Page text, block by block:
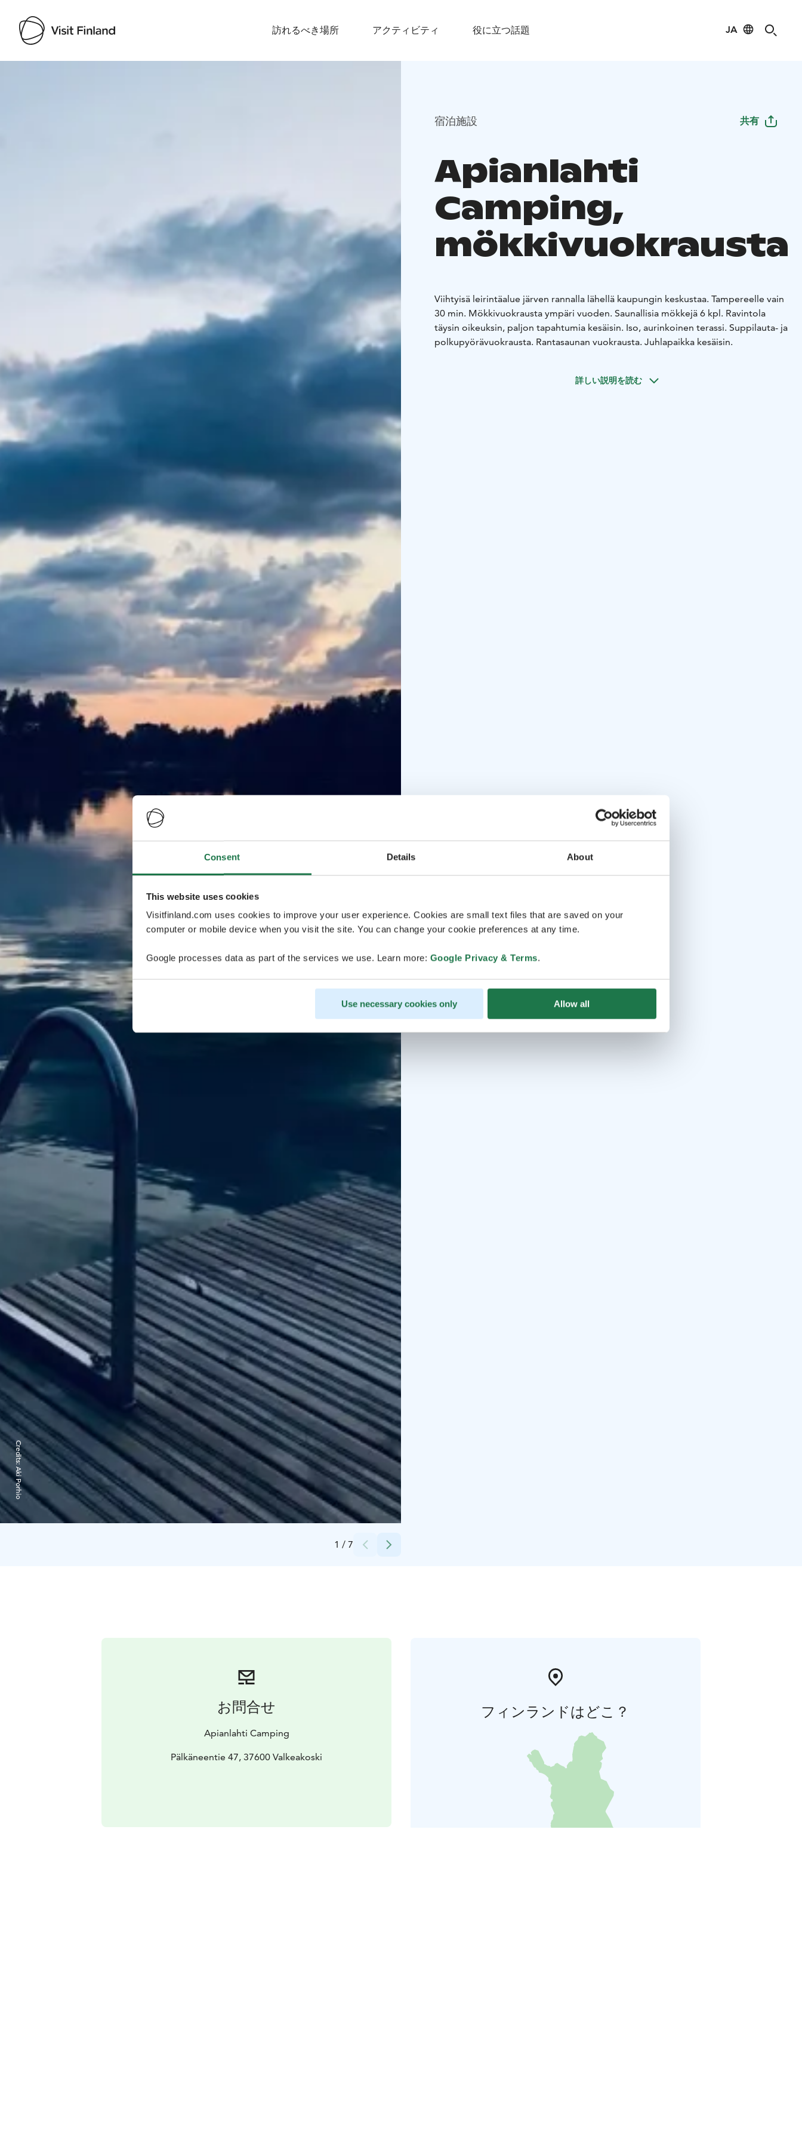
Consent Details About
This website uses cookies
Visitfinland.com uses cookies to improve your user experience. Cookies are small text files that are saved on your
computer or mobile device when you visit the site. You can change your cookie preferences at any time.
Google processes data as part of the services we use. Learn more: Google Privacy & Terms.
Use necessary cookies only Allow all
訪れるべき場所 アクティビティ 役に立つ話題 JA
1 / 7
Credits:
Aki Porhio
宿泊施設 共有
Apianlahti
Camping,
mökkivuokrausta
Viihtyisä leirintäalue järven rannalla lähellä kaupungin keskustaa. Tampereelle vain
30 min. Mökkivuokrausta ympäri vuoden. Saunallisia mökkejä 6 kpl. Ravintola
täysin oikeuksin, paljon tapahtumia kesäisin. Iso, aurinkoinen terassi. Suppilauta- ja
polkupyörävuokrausta. Rantasaunan vuokrausta. Juhlapaikka kesäisin.
詳しい説明を読む
お問合せ
Apianlahti Camping
Pälkäneentie 47, 37600 Valkeakoski
フィンランドはどこ？